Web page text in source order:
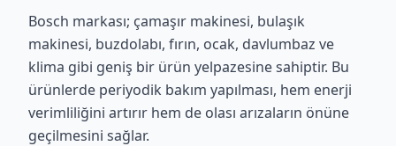
Bosch markası; çamaşır makinesi, bulaşık
makinesi, buzdolabı, fırın, ocak, davlumbaz ve
klima gibi geniş bir ürün yelpazesine sahiptir. Bu
ürünlerde periyodik bakım yapılması, hem enerji
verimliliğini artırır hem de olası arızaların önüne
geçilmesini sağlar.